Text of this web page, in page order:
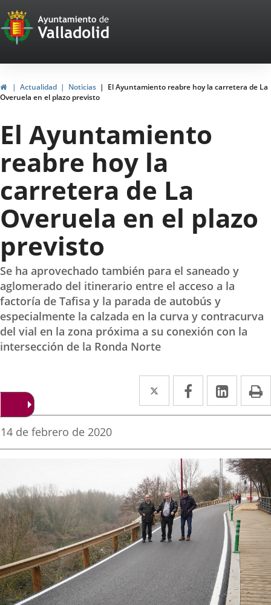
Portal
Web
del
Ayuntamiento
de
Valladolid
InicioActualidad Noticias
El Ayuntamiento reabre hoy la carretera de La
Overuela en el plazo previsto
El Ayuntamiento
reabre hoy la
carretera de La
Overuela en el plazo
previsto
Se ha aprovechado también para el saneado y
aglomerado del itinerario entre el acceso a la
factoría de Tafisa y la parada de autobús y
especialmente la calzada en la curva y contracurva
del vial en la zona próxima a su conexión con la
intersección de la Ronda Norte
Twitter
Enlace
a
aplicación
externa.
Facebook
Enlace
a
aplicación
externa.
Enlace
a
Fecha
la
14 de febrero de 2020